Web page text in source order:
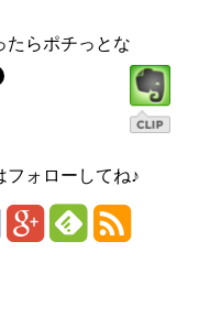
たらポチっとな
フォローしてね♪